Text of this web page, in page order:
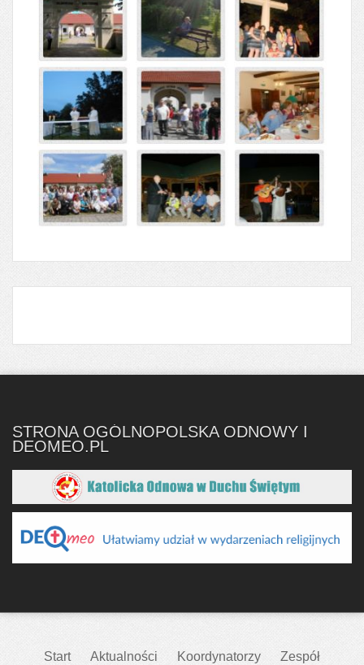
STRONA OGÓLNOPOLSKA ODNOWY I
DEOMEO.PL
Start Aktualności Koordynatorzy Zespół